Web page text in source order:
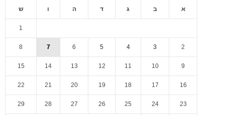
א ב ג ד ה ו ש
1
2
3
4
5
6
7
8
9
10
11
12
13
14
15
16
17
18
19
20
21
22
23
24
25
26
27
28
29